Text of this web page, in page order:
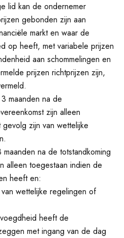
lid kan de ondernemer
gebonden zijn aan
markt en waar de
op heeft, met variabele prijzen
aan schommelingen en
prijzen richtprijzen zijn,
maanden na de
zijn alleen
zijn van wettelijke
na de totstandkoming
alleen toegestaan indien de
heeft en:
wettelijke regelingen of
heeft de
met ingang van de dag